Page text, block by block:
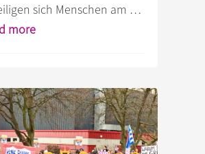
sich Menschen am …
moreInfos
#MarchAgainstRacism
–
Alle
Aktionen